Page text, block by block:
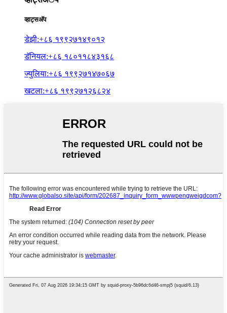
व्हाट्सअ‍ॅप
डेझी:+८६ १९९२७१४९०१२
डॅनियल:+८६ १८०११८४३१६८
ज्युलिया:+८६ १९९२७१४७०६७
खटला:+८६ १९९२७१२६८२४